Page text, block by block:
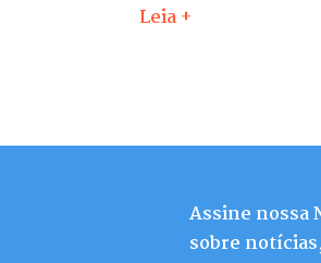
Leia +
Assine nossa
sobre